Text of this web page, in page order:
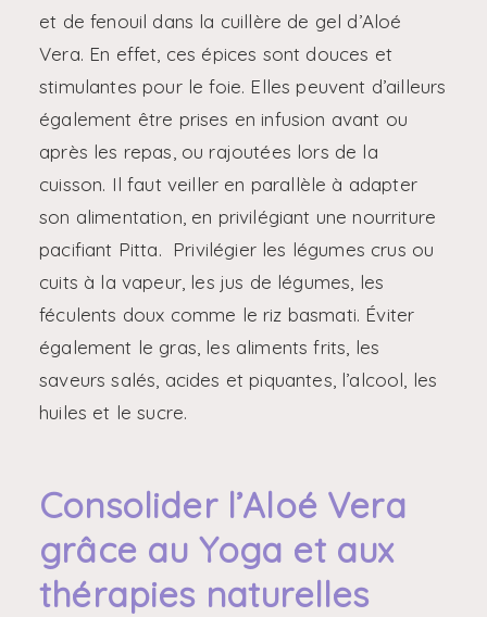
et de fenouil dans la cuillère de gel d’Aloé
Vera. En effet, ces épices sont douces et
stimulantes pour le foie. Elles peuvent d’ailleurs
également être prises en infusion avant ou
après les repas, ou rajoutées lors de la
cuisson. Il faut veiller en parallèle à adapter
son alimentation, en privilégiant une nourriture
pacifiant Pitta. Privilégier les légumes crus ou
cuits à la vapeur, les jus de légumes, les
féculents doux comme le riz basmati. Éviter
également le gras, les aliments frits, les
saveurs salés, acides et piquantes, l’alcool, les
huiles et le sucre.
Consolider l’Aloé Vera
grâce au Yoga et aux
thérapies naturelles